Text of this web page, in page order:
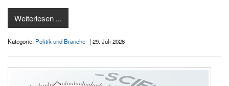
Weiterlesen ...
Kategorie: Politik und Branche | 29. Juli 2026